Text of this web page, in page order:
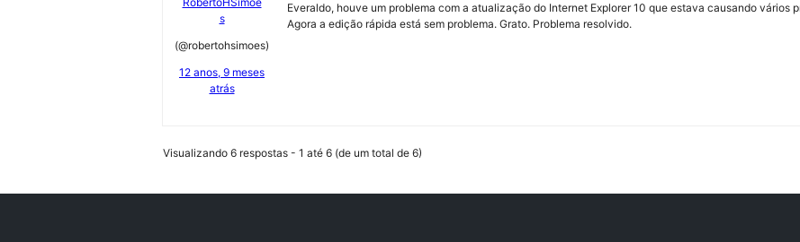
s
(@robertohsimoes)
12 anos, 9 meses
atrás
Everaldo, houve um problema com a atualização do Internet Explorer 10 que estava causando vários
Agora a edição rápida está sem problema. Grato. Problema resolvido.
Visualizando 6 respostas - 1 até 6 (de um total de 6)